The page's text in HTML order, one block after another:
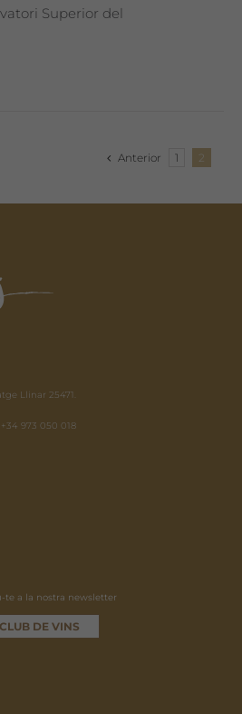
Superior del
Anterior 1 2
Llinar 25471.
973 050 018
te a la nostra newsletter
CLUB DE VINS